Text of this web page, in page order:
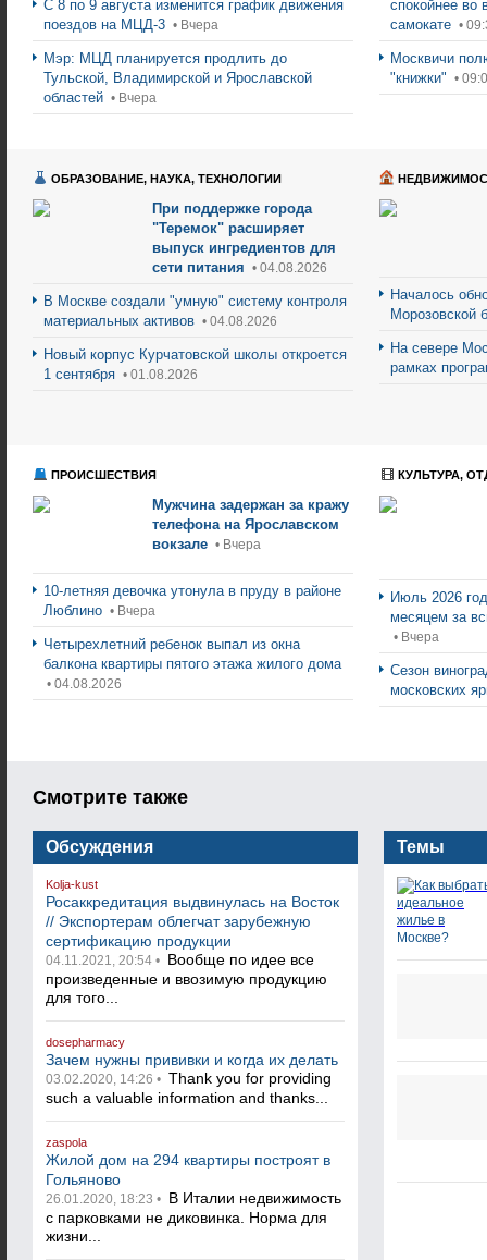
С 8 по 9 августа изменится график движения
поездов на МЦД-3 • Вчера
Мэр: МЦД планируется продлить до
Тульской, Владимирской и Ярославской
областей • Вчера
спокойнее во
самокате •
Москвичи
"книжки" •
ОБРАЗОВАНИЕ, НАУКА, ТЕХНОЛОГИИ
При поддержке города
"Теремок" расширяет
выпуск ингредиентов для
сети питания • 04.08.2026
В Москве создали "умную" систему контроля
материальных активов • 04.08.2026
Новый корпус Курчатовской школы откроется
1 сентября • 01.08.2026
Началось
Морозовской
На севере
рамках
ПРОИСШЕСТВИЯ
Мужчина задержан за кражу
телефона на Ярославском
вокзале • Вчера
10-летняя девочка утонула в пруду в районе
Люблино • Вчера
Четырехлетний ребенок выпал из окна
балкона квартиры пятого этажа жилого дома
• 04.08.2026
КУЛЬТУРА,
Июль 2026
месяцем за
• Вчера
Сезон
московских
Смотрите также
Обсуждения
Kolja-kust
Росаккредитация выдвинулась на Восток
// Экспортерам облегчат зарубежную
сертификацию продукции
04.11.2021, 20:54 • Вообще по идее все
произведенные и ввозимую продукцию
для того...
dosepharmacy
Зачем нужны прививки и когда их делать
03.02.2020, 14:26 • Thank you for providing
such a valuable information and thanks...
zaspola
Жилой дом на 294 квартиры построят в
Гольяново
26.01.2020, 18:23 • В Италии недвижимость
с парковками не диковинка. Норма для
жизни...
Темы